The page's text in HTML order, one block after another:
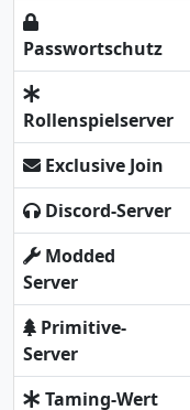
Passwortschutz
Rollenspielserver
Exclusive Join
Discord-Server
Modded
Server
Primitive-
Server
Taming-Wert